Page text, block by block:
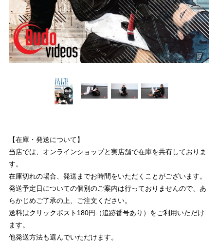
【在庫・発送について】
当店では、オンラインショップと実店舗で在庫を共有しておりま
す。
在庫切れの場合、発送までお時間をいただくことがございます。
発送予定日についての個別のご案内は行っておりませんので、あ
らかじめご了承の上、ご注文ください。
送料はクリックポスト180円（追跡番号あり）をご利用いただけ
ます。
他発送方法も選んでいただけます。